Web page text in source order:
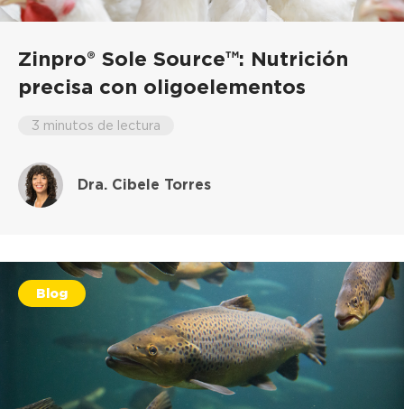
Zinpro® Sole Source™: Nutrición
precisa con oligoelementos
3 minutos de lectura
Dra. Cibele Torres
Blog